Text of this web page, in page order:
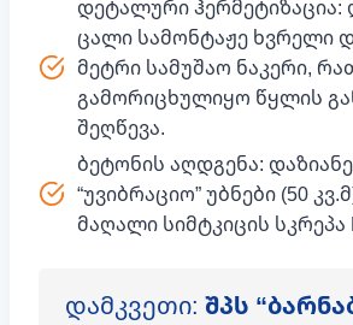
დეტალური ჰერმეტიზაცია:
ცალი სამონტაჟე ხვრელი
მეტრი სამუშაო ნაკერი,
გამორიცხულიყო წყლის
შეღწევა.
ბეტონის აღდგენა:
“უვიბრაციო” უბნები (50
მაღალი სიმტკიცის სკრეპა
დამკვეთი: შპს